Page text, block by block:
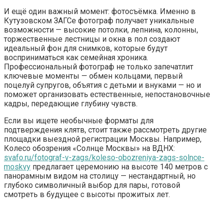
И ещё один важный момент: фотосъёмка. Именно в
Кутузовском ЗАГСе фотограф получает уникальные
возможности — высокие потолки, лепнина, колонны,
торжественные лестницы и окна в пол создают
идеальный фон для снимков, которые будут
восприниматься как семейная хроника.
Профессиональный фотограф не только запечатлит
ключевые моменты — обмен кольцами, первый
поцелуй супругов, объятия с детьми и внуками — но и
поможет организовать естественные, непостановочные
кадры, передающие глубину чувств.
Если вы ищете необычные форматы для
подтверждения клятв, стоит также рассмотреть другие
площадки выездной регистрации Москвы. Например,
Колесо обозрения «Солнце Москвы» на ВДНХ:
svafo.ru/fotograf-v-zags/koleso-obozreniya-zags-solnce-
moskvy предлагает церемонию на высоте 140 метров с
панорамным видом на столицу — нестандартный, но
глубоко символичный выбор для пары, готовой
смотреть в будущее с высоты прожитых лет.